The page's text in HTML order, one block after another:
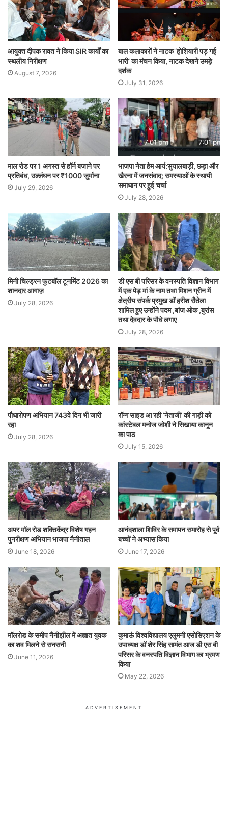
आयुक्त दीपक रावत ने किया SIR कार्यों का
स्थलीय निरीक्षण
August 7, 2026
बाल कलाकारों ने नाटक ‘होशियारी पड़ गई
भारी’ का मंचन किया, नाटक देखने उमड़े
दर्शक
July 31, 2026
माल रोड पर 1 अगस्त से हॉर्न बजाने पर
प्रतिबंध, उल्लंघन पर ₹1000 जुर्माना
July 29, 2026
भाजपा नेता हेम आर्य:सुयालबाड़ी, छड़ा और
खैरना में जनसंवाद; समस्याओं के स्थायी
समाधान पर हुई चर्चा
July 28, 2026
मिनी चिल्ड्रन फुटबॉल टूर्नामेंट 2026 का
शानदार आगाज़
July 28, 2026
डी एस बी परिसर के वनस्पति विज्ञान विभाग
में एक पेड़ मां के नाम तथा मिशन ग्रीन में
क्षेत्रीय संपर्क प्रमुख डॉ हरीश रौतेला
शामिल हुए उन्होंने पदम ,बांज ओक ,बुरांस
तथा देवदार के पौधे लगाए
July 28, 2026
पौधारोपण अभियान 743वे दिन भी जारी
रहा
July 28, 2026
रॉन्ग साइड आ रही ‘नेताजी’ की गाड़ी को
कांस्टेबल मनोज जोशी ने सिखाया कानून
का पाठ
July 15, 2026
अपर मॉल रोड शक्तिकेंद्र विशेष गहन
पुनरीक्षण अभियान भाजपा नैनीताल
June 18, 2026
आनंदशाला शिविर के समापन समारोह से पूर्व
बच्चों ने अभ्यास किया
June 17, 2026
मॉलरोड के समीप नैनीझील में अज्ञात युवक
का शव मिलने से सनसनी
June 11, 2026
कुमाऊं विश्वविद्यालय एलुमनी एसोसिएशन के
उपाध्यक्ष डॉ शेर सिंह सामंत आज डी एस बी
परिसर के वनस्पति विज्ञान विभाग का भ्रमण
किया
May 22, 2026
ADVERTISEMENT